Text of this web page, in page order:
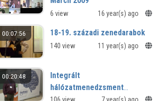
6 view 16 year(s) ago
00:07:56 18-19. századi zenedarabok
140 view 11 year(s) ago
00:20:48
Integrált
hálózatmenedzsment